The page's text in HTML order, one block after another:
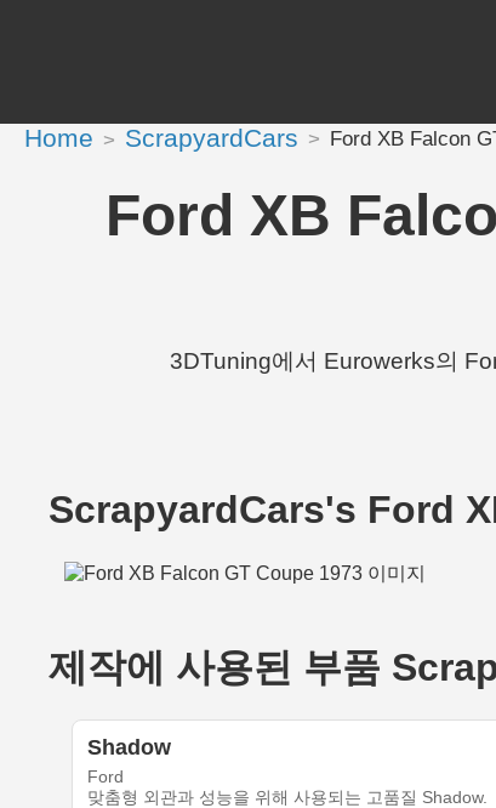
Home ScrapyardCars Ford XB Falcon
Ford XB
3DTuning에서 Eurowerks의
ScrapyardCars's Ford
제작에 사용된 부품
Shadow
Ford
맞춤형 외관과 성능을 위해 사용되는 고품질 Shadow.